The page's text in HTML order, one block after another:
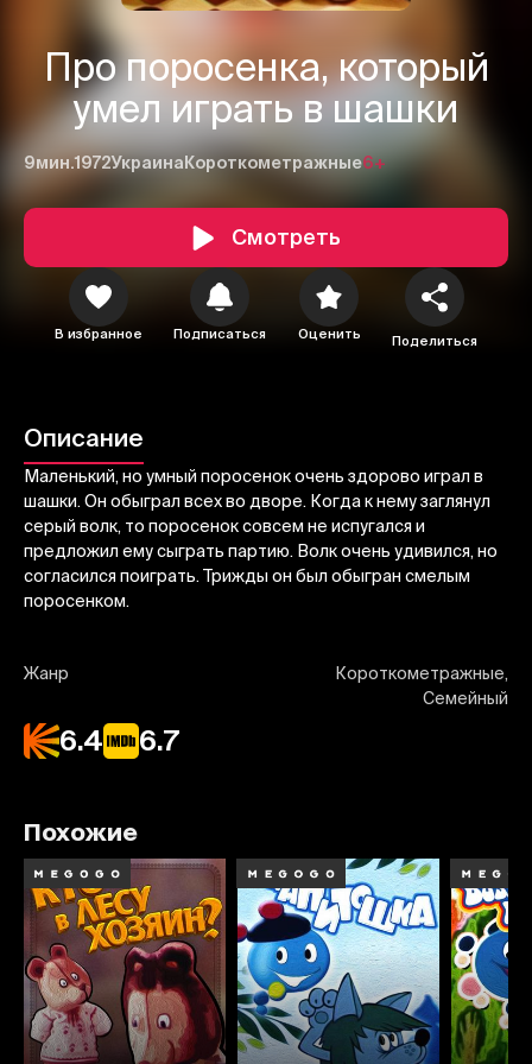
Про поросенка, который
умел играть в шашки
9мин.1972Украина Короткометражные6+
Смотреть
В избранное Подписаться Оценить Поделиться
Описание
Маленький, но умный поросенок очень здорово играл в
шашки. Он обыграл всех во дворе. Когда к нему заглянул
серый волк, то поросенок совсем не испугался и
предложил ему сыграть партию. Волк очень удивился, но
согласился поиграть. Трижды он был обыгран смелым
поросенком.
Жанр
Короткометражные,
Семейный
6.4 6.7
1 2
Похожие